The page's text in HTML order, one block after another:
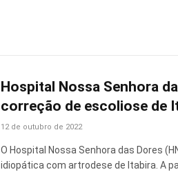
Hospital Nossa Senhora
correção de escoliose de
12 de outubro de 2022
O Hospital Nossa Senhora das Dores
idiopática com artrodese de Itabira. A